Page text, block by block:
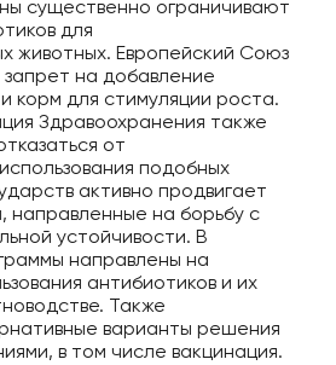
существенно ограничивают
для
животных. Европейский Союз
на добавление
корм для стимуляции роста.
Здравоохранения также
от
подобных
активно продвигает
направленные на борьбу с
устойчивости. В
направлены на
антибиотиков и их
Также
варианты решения
в том числе вакцинация.